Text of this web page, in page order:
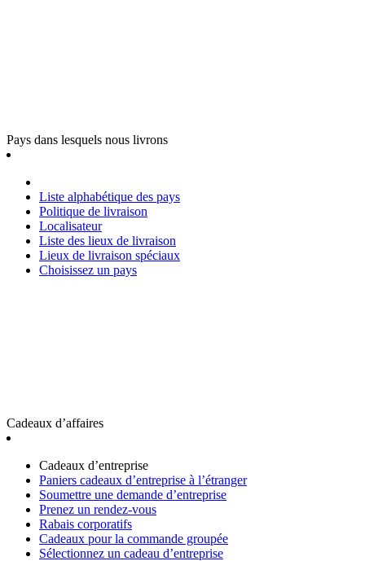
Pays dans lesquels nous livrons
Liste alphabétique des pays
Politique de livraison
Localisateur
Liste des lieux de livraison
Lieux de livraison spéciaux
Choisissez un pays
Cadeaux d’affaires
Cadeaux d’entreprise
Paniers cadeaux d’entreprise à l’étranger
Soumettre une demande d’entreprise
Prenez un rendez-vous
Rabais corporatifs
Cadeaux pour la commande groupée
Sélectionnez un cadeau d’entreprise